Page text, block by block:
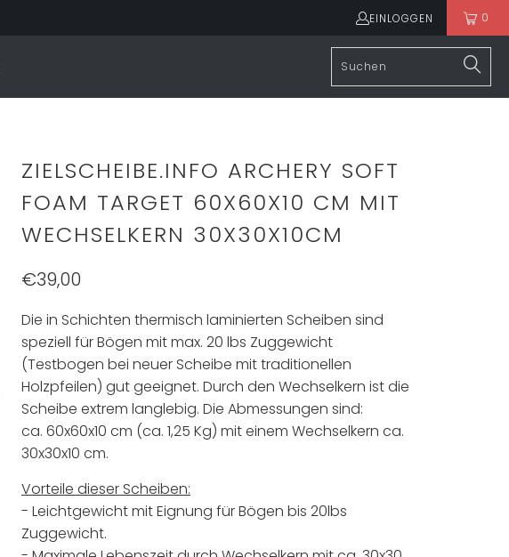
EINLOGGEN 0
ZIELSCHEIBE.INFO ARCHERY SOFT
FOAM TARGET 60X60X10 CM MIT
WECHSELKERN 30X30X10CM
€39,00
Die in Schichten thermisch laminierten Scheiben sind
speziell für Bögen mit max. 20 lbs Zuggewicht
(Testbogen bei neuer Scheibe mit traditionellen
Holzpfeilen) gut geeignet. Durch den Wechselkern ist die
Scheibe extrem langlebig. Die Abmessungen sind:
ca. 60x60x10 cm (ca. 1,25 Kg) mit einem Wechselkern ca.
30x30x10 cm.
Vorteile dieser Scheiben:
- Leichtgewicht mit Eignung für Bögen bis 20lbs
Zuggewicht.